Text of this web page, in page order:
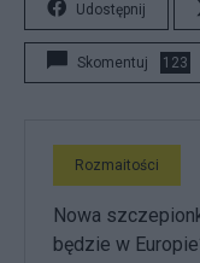
Udostępnij
Skomentuj 123
Rozmaitości
Nowa
będzie w